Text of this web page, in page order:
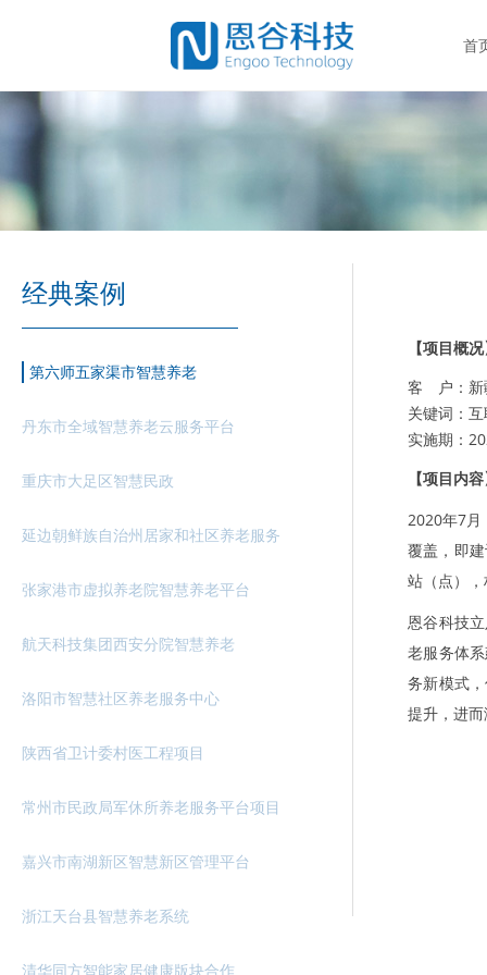
首
经典案例
第六师五家渠市智慧养老
丹东市全域智慧养老云服务平台
重庆市大足区智慧民政
延边朝鲜族自治州居家和社区养老服务
张家港市虚拟养老院智慧养老平台
航天科技集团西安分院智慧养老
洛阳市智慧社区养老服务中心
陕西省卫计委村医工程项目
常州市民政局军休所养老服务平台项目
嘉兴市南湖新区智慧新区管理平台
浙江天台县智慧养老系统
清华同方智能家居健康版块合作
【项目概
客 户：新
关键词：
实施期：
【项目内
2020年7月
覆盖，即
站（点）
恩谷科技
老服务体
务新模式
提升，进